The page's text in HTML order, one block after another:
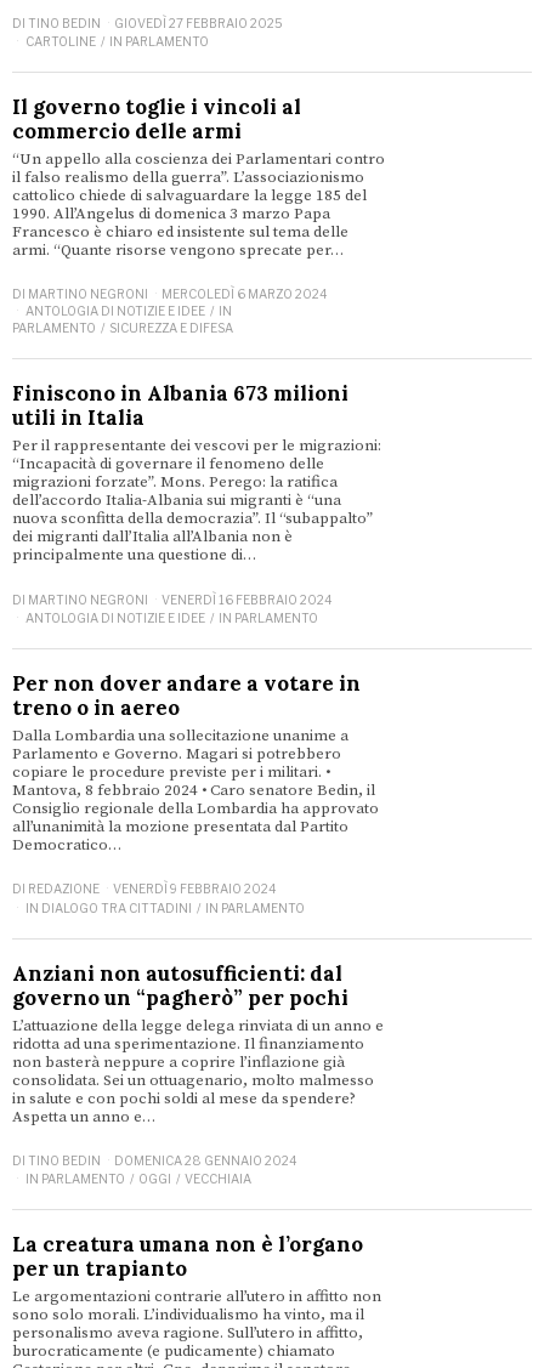
DI TINO BEDIN
GIOVEDÌ 27 FEBBRAIO 2025
CARTOLINE / IN PARLAMENTO
Il governo toglie i vincoli al
commercio delle armi
“Un appello alla coscienza dei Parlamentari contro
il falso realismo della guerra”. L’associazionismo
cattolico chiede di salvaguardare la legge 185 del
1990. All’Angelus di domenica 3 marzo Papa
Francesco è chiaro ed insistente sul tema delle
armi. “Quante risorse vengono sprecate per…
DI MARTINO NEGRONI
MERCOLEDÌ 6 MARZO 2024
ANTOLOGIA DI NOTIZIE E IDEE /
IN
PARLAMENTO / SICUREZZA E DIFESA
Finiscono in Albania 673 milioni
utili in Italia
Per il rappresentante dei vescovi per le migrazioni:
“Incapacità di governare il fenomeno delle
migrazioni forzate”. Mons. Perego: la ratifica
dell’accordo Italia-Albania sui migranti è “una
nuova sconfitta della democrazia”. Il “subappalto”
dei migranti dall’Italia all’Albania non è
principalmente una questione di…
DI MARTINO NEGRONI
VENERDÌ 16 FEBBRAIO 2024
ANTOLOGIA DI NOTIZIE E IDEE / IN PARLAMENTO
Per non dover andare a votare in
treno o in aereo
Dalla Lombardia una sollecitazione unanime a
Parlamento e Governo. Magari si potrebbero
copiare le procedure previste per i militari. •
Mantova, 8 febbraio 2024 • Caro senatore Bedin, il
Consiglio regionale della Lombardia ha approvato
all’unanimità la mozione presentata dal Partito
Democratico…
DI REDAZIONE
VENERDÌ 9 FEBBRAIO 2024
IN DIALOGO TRA CITTADINI / IN PARLAMENTO
Anziani non autosufficienti: dal
governo un “pagherò” per pochi
L’attuazione della legge delega rinviata di un anno e
ridotta ad una sperimentazione. Il finanziamento
non basterà neppure a coprire l’inflazione già
consolidata. Sei un ottuagenario, molto malmesso
in salute e con pochi soldi al mese da spendere?
Aspetta un anno e…
DI TINO BEDIN
DOMENICA 28 GENNAIO 2024
IN PARLAMENTO / OGGI / VECCHIAIA
La creatura umana non è l’organo
per un trapianto
Le argomentazioni contrarie all’utero in affitto non
sono solo morali. L’individualismo ha vinto, ma il
personalismo aveva ragione. Sull’utero in affitto,
burocraticamente (e pudicamente) chiamato